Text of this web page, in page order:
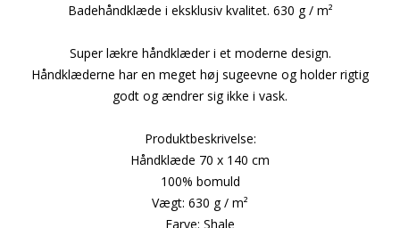
Badehåndklæde i eksklusiv kvalitet. 630 g / m²
Super lækre håndklæder i et moderne design.
Håndklæderne har en meget høj sugeevne og holder rigtig
godt og ændrer sig ikke i vask.
Produktbeskrivelse:
Håndklæde 70 x 140 cm
100% bomuld
Vægt: 630 g / m²
Farve: Shale